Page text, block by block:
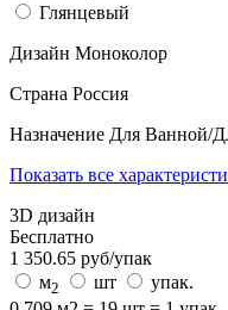
Глянцевый
Дизайн Моноколор
Страна Россия
Назначение Для Ванной/
Показать все
3D дизайн
Бесплатно
1 350.65 руб/упак
м2 шт
упак.